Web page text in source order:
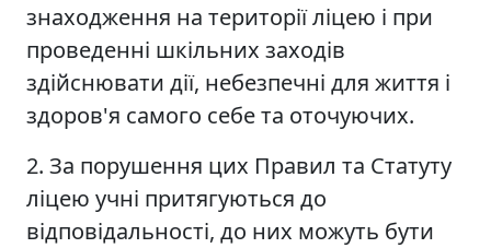
знаходження на території ліцею і при
проведенні шкільних заходів
здійснювати дії, небезпечні для життя і
здоров'я самого себе та оточуючих.
2. За порушення цих Правил та Статуту
ліцею учні притягуються до
відповідальності, до них можуть бути